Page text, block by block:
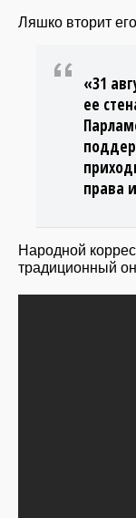
Ляшко вторит
«31
ее
права
Народной
традиционный